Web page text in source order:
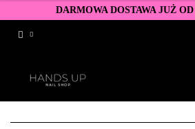
DARMOWA DOSTAWA JUŻ